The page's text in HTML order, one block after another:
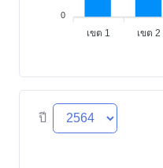
เขต 1 เขต 2
0
ปี